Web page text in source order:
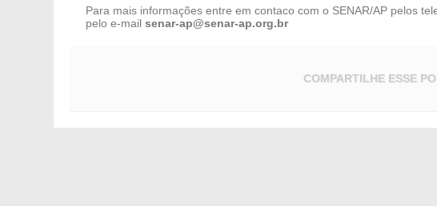
Para mais informações entre em contaco com o SENAR/AP pelos
pelo e-mailsenar-ap@senar-ap.org.br
COMPARTILHEESSE